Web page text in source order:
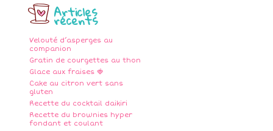
Articles
récents
Velouté d’asperges au
companion
Gratin de courgettes au thon
Glace aux fraises 🍓
Cake au citron vert sans
gluten
Recette du cocktail daikiri
Recette du brownies hyper
fondant et coulant